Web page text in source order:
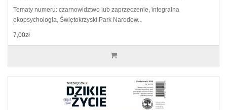
Tematy numeru: czarnowidztwo lub zaprzeczenie, integralna
ekopsychologia, Świętokrzyski Park Narodow..
7,00zł